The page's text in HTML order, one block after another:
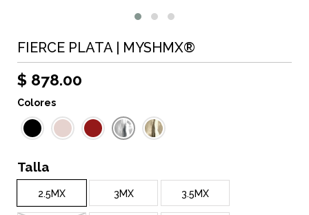
FIERCE PLATA | MYSHMX®
$ 878.00
Colores
Talla
2.5MX 3MX 3.5MX